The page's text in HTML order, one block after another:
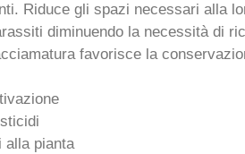
Riduce gli spazi necessari alla
diminuendo la necessità di
favorisce la
alla pianta